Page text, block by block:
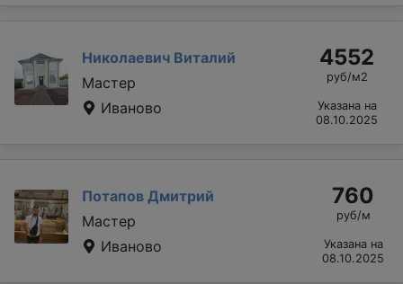
Николаевич Виталий
Мастер
Иваново
4552
руб/м2
Указана на
08.10.2025
Потапов Дмитрий
Мастер
Иваново
760
руб/м
Указана на
08.10.2025